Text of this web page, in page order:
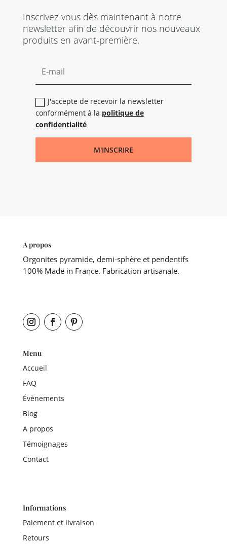
Inscrivez-vous dès maintenant à notre
newsletter afin de découvrir nos nouveaux
produits en avant-première.
J'accepte de recevoir la newsletter
conformément à la politique de
confidentialité
M'INSCRIRE
A propos
Orgonites pyramide, demi-sphère et pendentifs
100% Made in France. Fabrication artisanale.
Menu
Accueil
FAQ
Évènements
Blog
A propos
Témoignages
Contact
Informations
Paiement et livraison
Retours